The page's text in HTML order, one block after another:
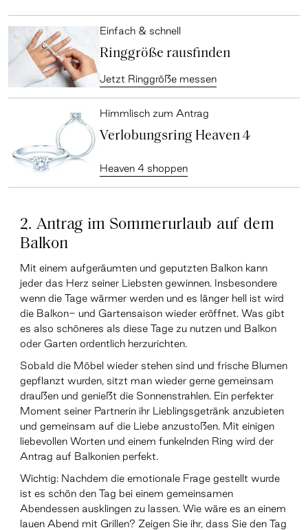
Einfach & schnell
Ringgröße rausfinden
Jetzt Ringgröße messen
Himmlisch zum Antrag
Verlobungsring Heaven 4
Heaven 4 shoppen
2. Antrag im Sommerurlaub auf dem
Balkon
Mit einem aufgeräumten und geputzten Balkon kann
jeder das Herz seiner Liebsten gewinnen. Insbesondere
wenn die Tage wärmer werden und es länger hell ist wird
die Balkon- und Gartensaison wieder eröffnet. Was gibt
es also schöneres als diese Tage zu nutzen und Balkon
oder Garten ordentlich herzurichten.
Sobald die Möbel wieder stehen sind und frische Blumen
gepflanzt wurden, sitzt man wieder gerne gemeinsam
draußen und genießt die Sonnenstrahlen. Ein perfekter
Moment seiner Partnerin ihr Lieblingsgetränk anzubieten
und gemeinsam auf die Liebe anzustoßen. Mit einigen
liebevollen Worten und einem funkelnden Ring wird der
Antrag auf Balkonien perfekt.
Wichtig: Nachdem die emotionale Frage gestellt wurde
ist es schön den Tag bei einem gemeinsamen
Abendessen ausklingen zu lassen. Wie wäre es an einem
lauen Abend mit Grillen? Zeigen Sie ihr, dass Sie den Tag